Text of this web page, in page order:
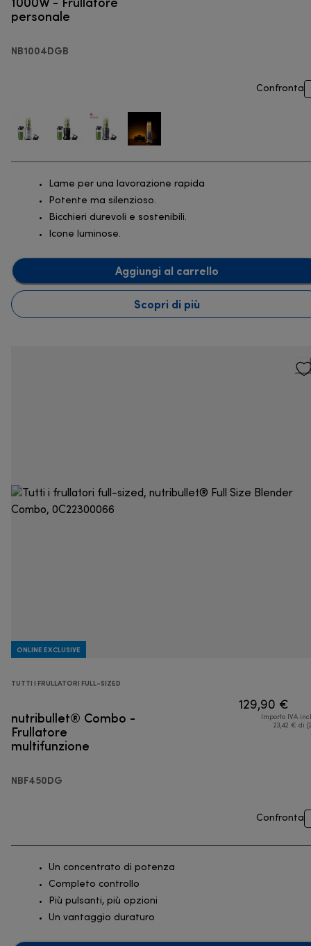
personale
NB1004DGB
Confronta
Lame per una lavorazione rapida
Potente ma silenzioso.
Bicchieri durevoli e sostenibili.
Icone luminose.
Aggiungi al carrello
Scopri di più
ONLINE EXCLUSIVE
TUTTI I FRULLATORI FULL-SIZED
nutribullet® Combo -
Frullatore
multifunzione
NBF450DG
129,90 €
Importo IVA
23,42 € di
Confronta
Un concentrato di potenza
Completo controllo
Più pulsanti, più opzioni
Un vantaggio duraturo